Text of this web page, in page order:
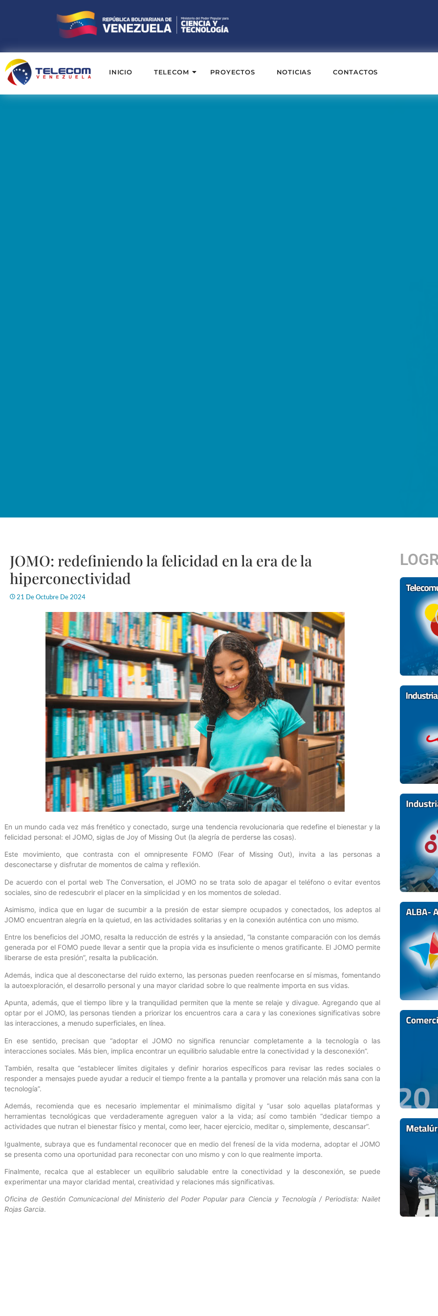
INICIO TELECOM PROYECTOS NOTICIAS CONTACTOS
JOMO: redefiniendo la felicidad en la era de la
hiperconectividad
21 De Octubre De 2024
En un mundo cada vez más frenético y conectado, surge una tendencia revolucionaria que redefine el bienestar y la
felicidad personal: el JOMO, siglas de Joy of Missing Out (la alegría de perderse las cosas).
Este movimiento, que contrasta con el omnipresente FOMO (Fear of Missing Out), invita a las personas a
desconectarse y disfrutar de momentos de calma y reflexión.
De acuerdo con el portal web The Conversation, el JOMO no se trata solo de apagar el teléfono o evitar eventos
sociales, sino de redescubrir el placer en la simplicidad y en los momentos de soledad.
Asimismo, indica que en lugar de sucumbir a la presión de estar siempre ocupados y conectados, los adeptos al
JOMO encuentran alegría en la quietud, en las actividades solitarias y en la conexión auténtica con uno mismo.
Entre los beneficios del JOMO, resalta la reducción de estrés y la ansiedad, “la constante comparación con los demás
generada por el FOMO puede llevar a sentir que la propia vida es insuficiente o menos gratificante. El JOMO permite
liberarse de esta presión”, resalta la publicación.
Además, indica que al desconectarse del ruido externo, las personas pueden reenfocarse en sí mismas, fomentando
la autoexploración, el desarrollo personal y una mayor claridad sobre lo que realmente importa en sus vidas.
Apunta, además, que el tiempo libre y la tranquilidad permiten que la mente se relaje y divague. Agregando que al
optar por el JOMO, las personas tienden a priorizar los encuentros cara a cara y las conexiones significativas sobre
las interacciones, a menudo superficiales, en línea.
En ese sentido, precisan que “adoptar el JOMO no significa renunciar completamente a la tecnología o las
interacciones sociales. Más bien, implica encontrar un equilibrio saludable entre la conectividad y la desconexión”.
También, resalta que “establecer límites digitales y definir horarios específicos para revisar las redes sociales o
responder a mensajes puede ayudar a reducir el tiempo frente a la pantalla y promover una relación más sana con la
tecnología”.
Además, recomienda que es necesario implementar el minimalismo digital y “usar solo aquellas plataformas y
herramientas tecnológicas que verdaderamente agreguen valor a la vida; así como también “dedicar tiempo a
actividades que nutran el bienestar físico y mental, como leer, hacer ejercicio, meditar o, simplemente, descansar”.
Igualmente, subraya que es fundamental reconocer que en medio del frenesí de la vida moderna, adoptar el JOMO
se presenta como una oportunidad para reconectar con uno mismo y con lo que realmente importa.
Finalmente, recalca que al establecer un equilibrio saludable entre la conectividad y la desconexión, se puede
experimentar una mayor claridad mental, creatividad y relaciones más significativas.
Oficina de Gestión Comunicacional del Ministerio del Poder Popular para Ciencia y Tecnología / Periodista: Nailet
Rojas Garcia.